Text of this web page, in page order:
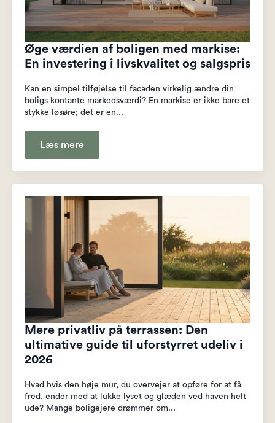
Øge værdien af boligen med markise:
En investering i livskvalitet og salgspris
Kan en simpel tilføjelse til facaden virkelig ændre din
boligs kontante markedsværdi? En markise er ikke bare et
stykke løsøre; det er en...
Læs mere
Mere privatliv på terrassen: Den
ultimative guide til uforstyrret udeliv i
2026
Hvad hvis den høje mur, du overvejer at opføre for at få
fred, ender med at lukke lyset og glæden ved haven helt
ude? Mange boligejere drømmer om...